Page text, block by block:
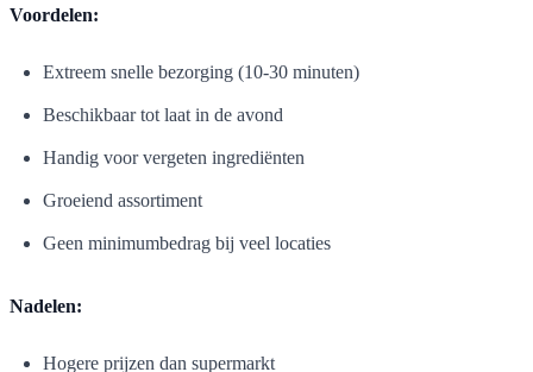
Voordelen:
Extreem snelle bezorging (10-30 minuten)
Beschikbaar tot laat in de avond
Handig voor vergeten ingrediënten
Groeiend assortiment
Geen minimumbedrag bij veel locaties
Nadelen:
Hogere prijzen dan supermarkt